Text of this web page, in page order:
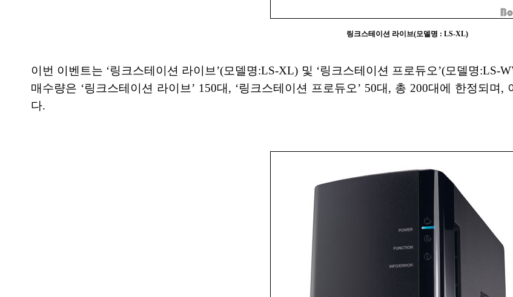
링크스테이션 라이브(모델명 : LS-XL)
이번 이벤트는 ‘링크스테이션 라이브’(모델명:LS-XL) 및 ‘링크스테이션 프로듀오’(모델명
매수량은 ‘링크스테이션 라이브’ 150대, ‘링크스테이션 프로듀오’ 50대, 총 200대에 한정되
다.